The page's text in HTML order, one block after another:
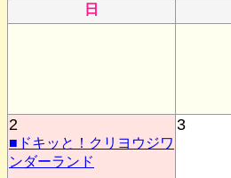
日
2
■ドキッと！クリヨウジワ
ンダーランド
3